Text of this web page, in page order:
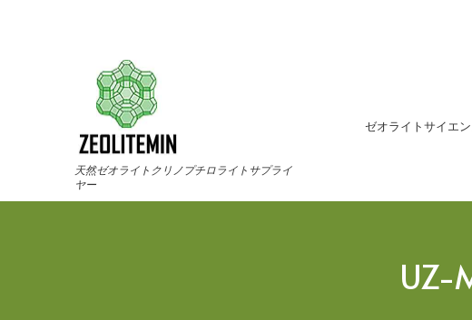
天然ゼオライトクリノプチロライトサプライ
ヤー
ゼオライトサイエン
UZ-